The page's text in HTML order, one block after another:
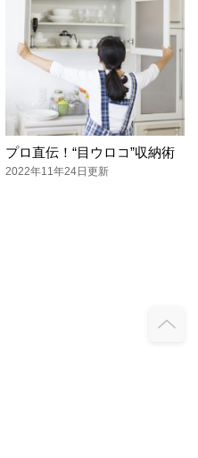
プロ直伝！“目ウロコ”収納術
2022年11年24日更新